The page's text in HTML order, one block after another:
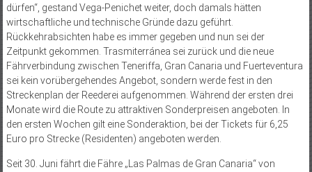
dürfen“, gestand Vega-Penichet weiter, doch damals hätten
wirtschaftliche und technische Gründe dazu geführt.
Rückkehrabsichten habe es immer gegeben und nun sei der
Zeitpunkt gekommen. Trasmiterránea sei zurück und die neue
Fährverbindung zwischen Teneriffa, Gran Canaria und Fuerteventura
sei kein vorübergehendes Angebot, sondern werde fest in den
Streckenplan der Reederei aufgenommen. Während der ersten drei
Monate wird die Route zu attraktiven Sonderpreisen angeboten. In
den ersten Wochen gilt eine Sonderaktion, bei der Tickets für 6,25
Euro pro Strecke (Residenten) angeboten werden.
Seit 30. Juni fährt die Fähre „Las Palmas de Gran Canaria“ von